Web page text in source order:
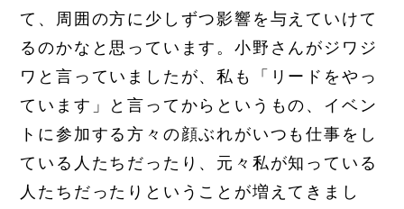
て、周囲の方に少しずつ影響を与えていけて
るのかなと思っています。小野さんがジワジ
ワと言っていましたが、私も「リードをやっ
ています」と言ってからというもの、イベン
トに参加する方々の顔ぶれがいつも仕事をし
ている人たちだったり、元々私が知っている
人たちだったりということが増えてきまし